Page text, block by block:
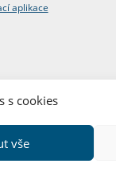
s cookies
vše
aplikace